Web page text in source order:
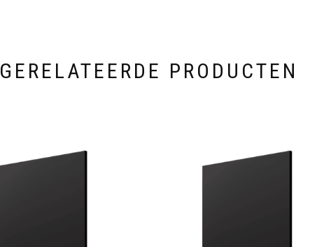
GERELATEERDE PRODUCTEN